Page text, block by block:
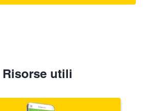
Risorse utili